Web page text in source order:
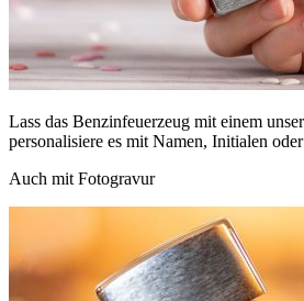
Lass das Benzinfeuerzeug mit einem
personalisiere es mit Namen, Initialen
Auch mit Fotogravur